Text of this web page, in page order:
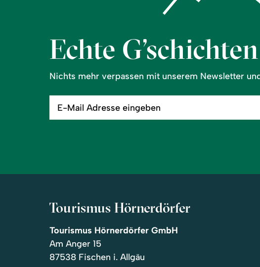
Echte
Nichts mehr verpassen mit unserem Newsletter
Mail
eingeben
Tourismus Hörnerdörfer
Tourismus Hörnerdörfer GmbH
Am Anger 15
87538 Fischen i. Allgäu